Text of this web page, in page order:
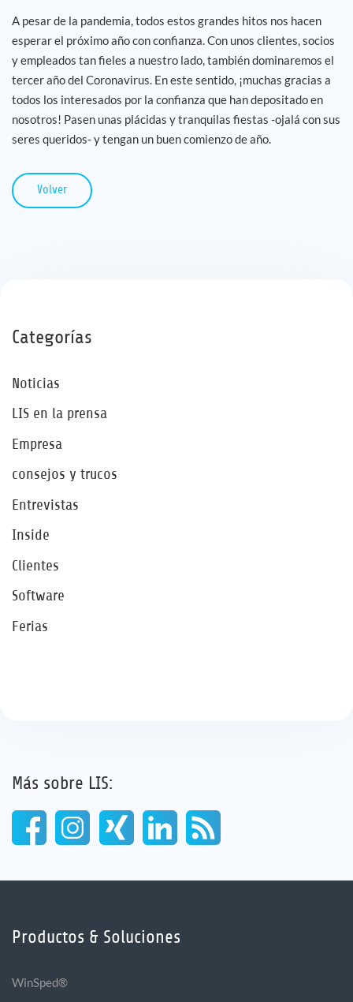
A pesar de la pandemia, todos estos grandes hitos nos hacen
esperar el próximo año con confianza. Con unos clientes, socios
y empleados tan fieles a nuestro lado, también dominaremos el
tercer año del Coronavirus. En este sentido, ¡muchas gracias a
todos los interesados por la confianza que han depositado en
nosotros! Pasen unas plácidas y tranquilas fiestas -ojalá con sus
seres queridos- y tengan un buen comienzo de año.
Volver
Categorías
Noticias
LIS en la prensa
Empresa
consejos y trucos
Entrevistas
Inside
Clientes
Software
Ferias
Más sobre LIS:
Productos & Soluciones
WinSped®